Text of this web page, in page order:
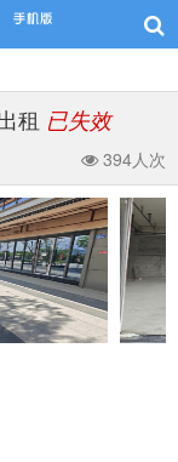
租 已失效
394人次